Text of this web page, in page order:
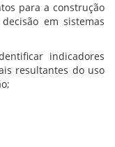
para a construção
em sistemas
indicadores
resultantes do uso